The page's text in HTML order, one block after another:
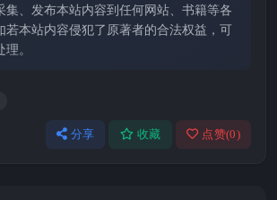
集、发布本站内容到任何网站、书籍等各
若本站内容侵犯了原著者的合法权益，可
。
分享 收藏 点赞(0)